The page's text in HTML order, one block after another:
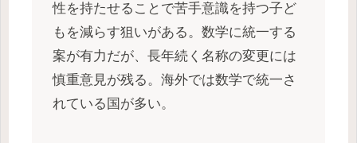
性を持たせることで苦手意識を持つ子ど
もを減らす狙いがある。数学に統一する
案が有力だが、長年続く名称の変更には
慎重意見が残る。海外では数学で統一さ
れている国が多い。